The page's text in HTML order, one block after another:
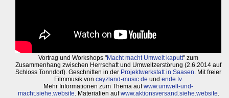
Vortrag und Workshops "Macht macht Umwelt kaputt" zum
Zusammenhang zwischen Herrschaft und Umweltzerstörung (2.6.2014 auf
Schloss Tonndorf). Geschnitten in der Projektwerkstatt in Saasen. Mit freier
Filmmusik von cayzland-music.de und ende.tv.
Mehr Informationen zum Thema aufwww.umwelt-und-
macht.siehe.website. Materialien aufwww.aktionsversand.siehe.website.